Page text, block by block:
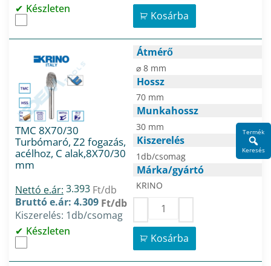
Készleten
Kosárba
TMC 8X70/30
Turbómaró, Z2 fogazás,
acélhoz, C alak,8X70/30
mm
Nettó e.ár: 3.393 Ft/db
Bruttó e.ár: 4.309 Ft/db
Kiszerelés: 1db/csomag
Készleten
Átmérő
⌀ 8 mm
Hossz
70 mm
Munkahossz
30 mm
Kiszerelés
1db/csomag
Márka/gyártó
KRINO
Kosárba
Termék
Keresés